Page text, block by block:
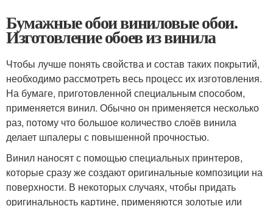
Бумажные обои виниловые обои.
Изготовление обоев из винила
Чтобы лучше понять свойства и состав таких покрытий,
необходимо рассмотреть весь процесс их изготовления.
На бумаге, приготовленной специальным способом,
применяется винил. Обычно он применяется несколько
раз, потому что большое количество слоёв винила
делает шпалеры с повышенной прочностью.
Винил наносят с помощью специальных принтеров,
которые сразу же создают оригинальные композиции на
поверхности. В некоторых случаях, чтобы придать
оригинальность картине, применяются золотые или